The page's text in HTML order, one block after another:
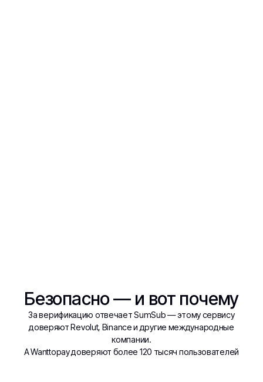
Безопасно — и вот почему
За верификацию отвечает SumSub — этому сервису
доверяют Revolut, Binance и другие международные
компании.
А Wanttopay доверяют более 120 тысяч пользователей